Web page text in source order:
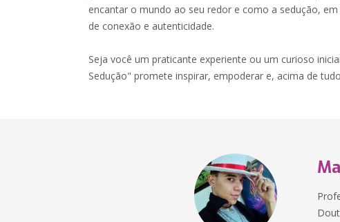
encantar o mundo ao seu redor e como a sedução,
de conexão e autenticidade.
Seja você um praticante experiente ou um curioso
Sedução" promete inspirar, empoderar e, acima de